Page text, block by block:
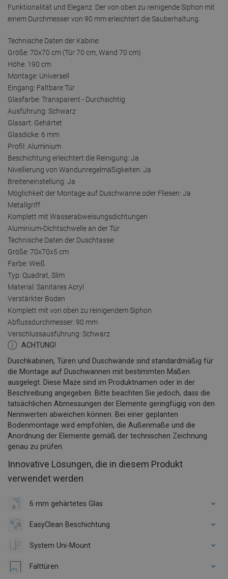
Funktionalität und Eleganz. Der von oben zu reinigende Siphon mit
einem Durchmesser von 90 mm erleichtert die Sauberhaltung.
Technische Daten der Kabine:
Größe: 70x70 cm (Tür 70 cm, Wand 70 cm)
Höhe: 190 cm
Montage: Universell
Eingang: Faltbare Tür
Glasfarbe: Transparent - Durchsichtig
Ausführung: Schwarz
Glasart: Gehärtet
Glasdicke: 6 mm
Profil: Aluminium
Beschichtung erleichtert die Reinigung: Ja
Nivellierung von Wandunregelmäßigkeiten: Ja
Breiteneinstellung: Ja
Möglichkeit der Montage auf Duschwanne oder Fliesen: Ja
Metallgriff
Komplett mit Wasserabweisungsdichtungen
Aluminium-Dichtschwelle an der Tür
Technische Daten der Duschtasse:
Größe: 70x70x5 cm
Farbe: Weiß
Typ: Quadrat, Slim
Material: Sanitäres Acryl
Verstärkter Boden
Komplett mit von oben zu reinigendem Siphon
Abflussdurchmesser: 90 mm
Verschlussausführung: Schwarz
ACHTUNG!
Duschkabinen, Türen und Duschwände sind standardmäßig für
die Montage auf Duschwannen mit bestimmten Maßen
ausgelegt. Diese Maże sind im Produktnamen oder in der
Beschreibung angegeben. Bitte beachten Sie jedoch, dass die
tatsächlichen Abmessungen der Elemente geringfügig von den
Nennwerten abweichen können. Bei einer geplanten
Bodenmontage wird empfohlen, die Außenmaße und die
Anordnung der Elemente gemäß der technischen Zeichnung
genau zu prüfen.
Innovative Lösungen, die in diesem Produkt
verwendet werden
6 mm gehärtetes Glas
EasyClean Beschichtung
System Uni-Mount
Falttüren